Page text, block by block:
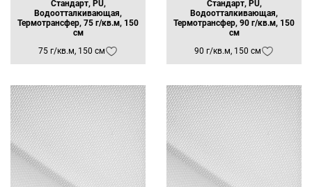
Стандарт, PU,
Водоотталкивающая,
Термотрансфер, 75 г/кв.м, 150
см
75 г/кв.м, 150 см
Стандарт, PU,
Водоотталкивающая,
Термотрансфер, 90 г/кв.м, 150
см
90 г/кв.м, 150 см